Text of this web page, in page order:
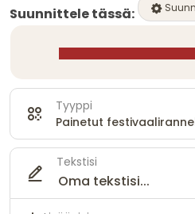
Suunnittele tässä:
Tyyppi
Painetut
Tekstisi